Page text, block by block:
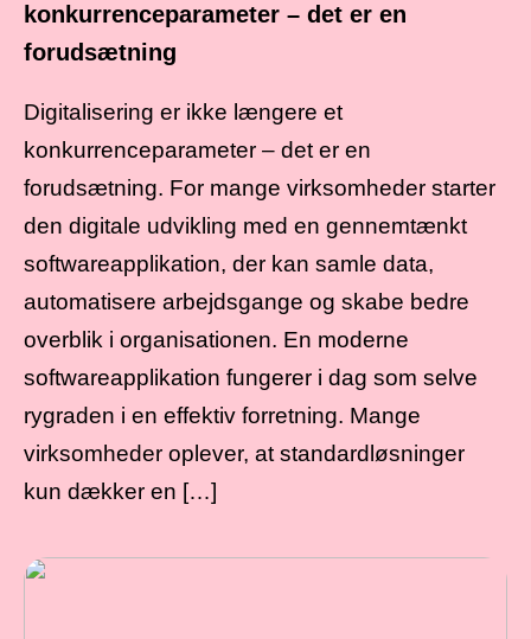
konkurrenceparameter – det er en
forudsætning
Digitalisering er ikke længere et
konkurrenceparameter – det er en
forudsætning. For mange virksomheder starter
den digitale udvikling med en gennemtænkt
softwareapplikation, der kan samle data,
automatisere arbejdsgange og skabe bedre
overblik i organisationen. En moderne
softwareapplikation fungerer i dag som selve
rygraden i en effektiv forretning. Mange
virksomheder oplever, at standardløsninger
kun dækker en […]